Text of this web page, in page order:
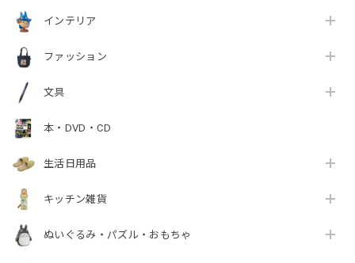
インテリア
ファッション
文具
本・DVD・CD
生活日用品
キッチン雑貨
ぬいぐるみ・パズル・おもちゃ